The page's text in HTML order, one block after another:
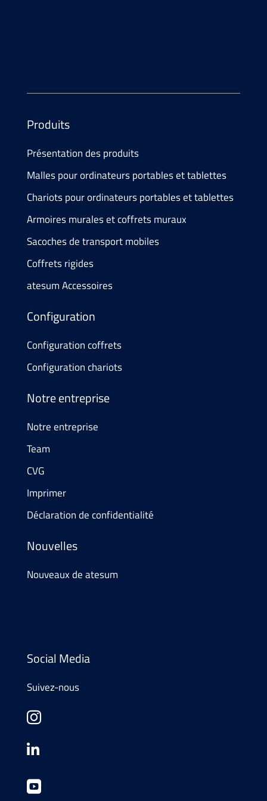
Produits
Présentation des produits
Malles pour ordinateurs portables et tablettes
Chariots pour ordinateurs portables et tablettes
Armoires murales et coffrets muraux
Sacoches de transport mobiles
Coffrets rigides
atesum Accessoires
Configuration
Configuration coffrets
Configuration chariots
Notre entreprise
Notre entreprise
Team
CVG
Imprimer
Déclaration de confidentialité
Nouvelles
Nouveaux de atesum
Social Media
Suivez-nous


